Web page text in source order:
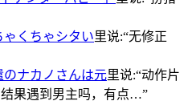
ゃくちゃシタい里说:“无修正
のナカノさんは元里说:“动作片
果遇到男主吗，有点…”